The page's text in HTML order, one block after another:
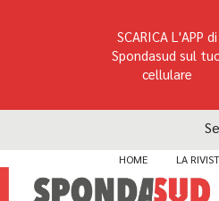
HOME LA
SCARICA L'APP di
Spondasud sul
cellulare